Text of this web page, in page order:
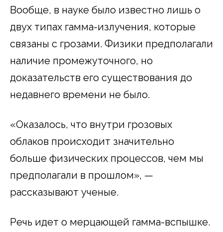
Вообще, в науке было известно лишь о
двух типах гамма-излучения, которые
связаны с грозами. Физики предполагали
наличие промежуточного, но
доказательств его существования до
недавнего времени не было.
«Оказалось, что внутри грозовых
облаков происходит значительно
больше физических процессов, чем мы
предполагали в прошлом», —
рассказывают ученые.
Речь идет о мерцающей гамма-вспышке.